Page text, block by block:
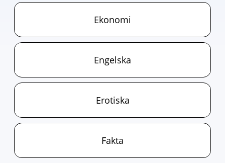
Ekonomi
Engelska
Erotiska
Fakta